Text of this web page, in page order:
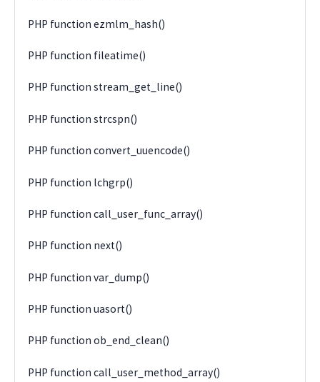
PHP function ezmlm_hash()
PHP function fileatime()
PHP function stream_get_line()
PHP function strcspn()
PHP function convert_uuencode()
PHP function lchgrp()
PHP function call_user_func_array()
PHP function next()
PHP function var_dump()
PHP function uasort()
PHP function ob_end_clean()
PHP function call_user_method_array()